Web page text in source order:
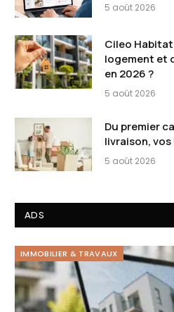
5 août 2026
Cileo
logement et
en 2026 ?
5 août 2026
Du premier
livraison,
5 août 2026
ADS
IMMOBILIER & TRAVAUX